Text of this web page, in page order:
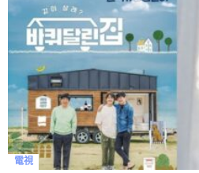
電視